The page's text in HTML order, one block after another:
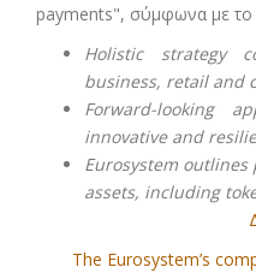
payments", σύμφωνα με το
Holistic strategy
business, retail and
Forward-looking
innovative and
Eurosystem
assets, including
The Eurosystem’s